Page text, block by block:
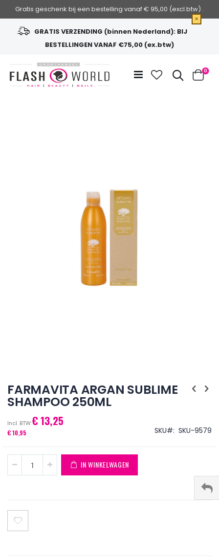
Gratis geschenk bij een bestelling vanaf € 95,00 (excl.btw) .
×
GRATIS VERZENDING (binnen Nederland): BIJ
BESTELLINGEN VANAF €75,00 (ex.btw)
de
inhoud
Zoek
Cart
0
naar
het
begin
de
afbeeldingen-
gallerij
FARMAVITA ARGAN SUBLIME
SHAMPOO 250ML
€ 13,25
€ 10,95 SKU SKU-9579
IN WINKELWAGEN